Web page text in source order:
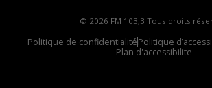
© 2026 FM 103,3 Tous droits
Politique de confidentialitéPolitique
Plan d'accessibilite